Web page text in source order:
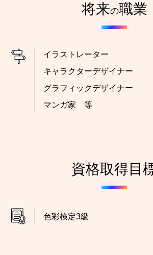
将来の職業
イラストレーター
キャラクターデザイナー
グラフィックデザイナー
マンガ家 等
資格取得目
色彩検定3級